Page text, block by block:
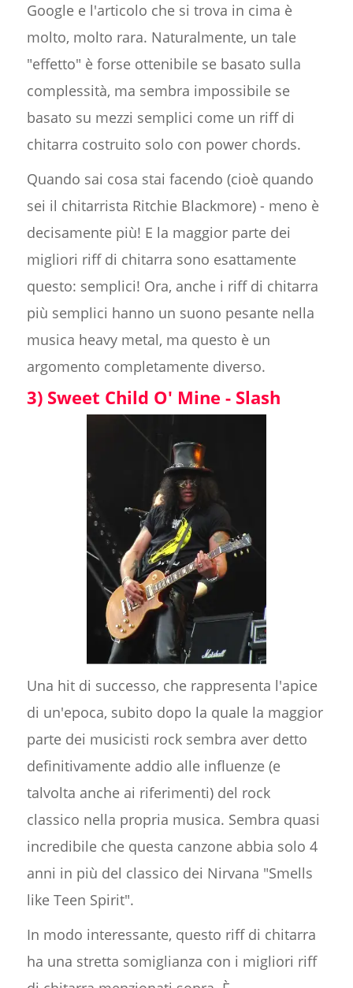
Google e l'articolo che si trova in cima è
molto, molto rara. Naturalmente, un tale
"effetto" è forse ottenibile se basato sulla
complessità, ma sembra impossibile se
basato su mezzi semplici come un riff di
chitarra costruito solo con power chords.
Quando sai cosa stai facendo (cioè quando
sei il chitarrista Ritchie Blackmore) - meno è
decisamente più! E la maggior parte dei
migliori riff di chitarra sono esattamente
questo: semplici! Ora, anche i riff di chitarra
più semplici hanno un suono pesante nella
musica heavy metal, ma questo è un
argomento completamente diverso.
3) Sweet Child O' Mine - Slash
Una hit di successo, che rappresenta l'apice
di un'epoca, subito dopo la quale la maggior
parte dei musicisti rock sembra aver detto
definitivamente addio alle influenze (e
talvolta anche ai riferimenti) del rock
classico nella propria musica. Sembra quasi
incredibile che questa canzone abbia solo 4
anni in più del classico dei Nirvana "Smells
like Teen Spirit".
In modo interessante, questo riff di chitarra
ha una stretta somiglianza con i migliori riff